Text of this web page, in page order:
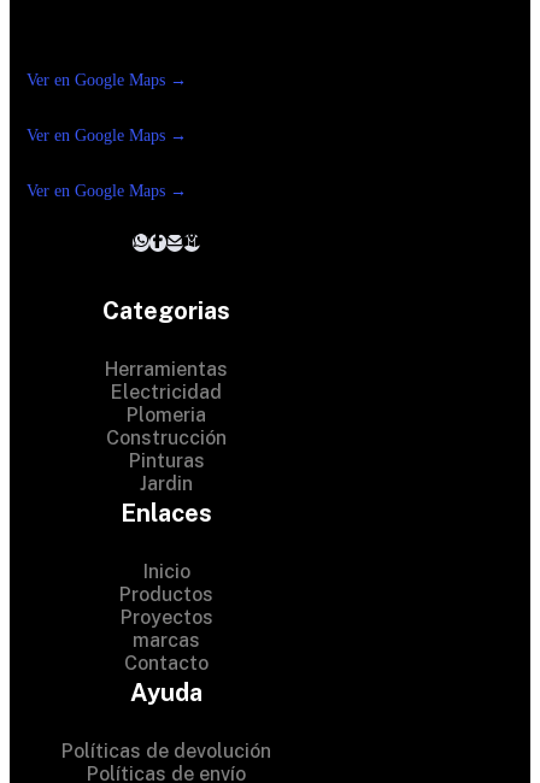
Ver en Google Maps →
Ver en Google Maps →
Ver en Google Maps →
Categorias
Herramientas
Electricidad
Plomeria
Construcción
Pinturas
Jardin
Enlaces
Inicio
Productos
Proyectos
marcas
Contacto
Ayuda
Políticas de devolución
Políticas de envío